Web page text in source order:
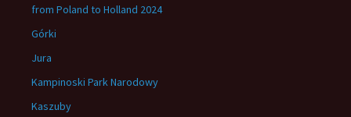
from Poland to Holland 2024
Górki
Jura
Kampinoski Park Narodowy
Kaszuby